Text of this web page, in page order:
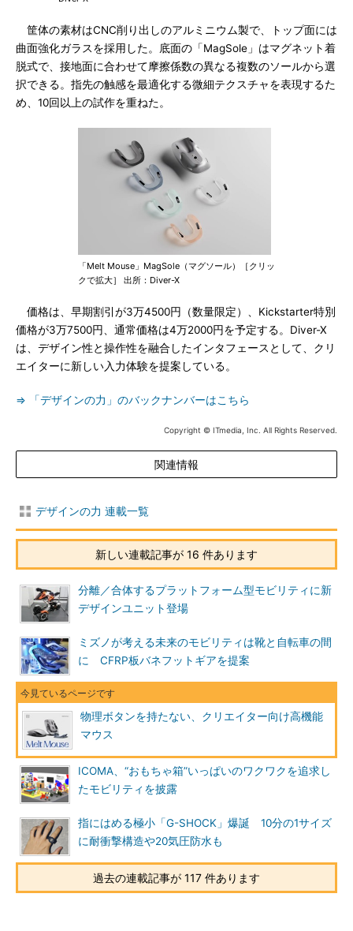
筐体の素材はCNC削り出しのアルミニウム製で、トップ面には
曲面強化ガラスを採用した。底面の「MagSole」はマグネット着
脱式で、接地面に合わせて摩擦係数の異なる複数のソールから選
択できる。指先の触感を最適化する微細テクスチャを表現するた
め、10回以上の試作を重ねた。
「Melt Mouse」MagSole（マグソール）［クリッ
クで拡大］ 出所：Diver-X
価格は、早期割引が3万4500円（数量限定）、Kickstarter特別
価格が3万7500円、通常価格は4万2000円を予定する。Diver-X
は、デザイン性と操作性を融合したインタフェースとして、クリ
エイターに新しい入力体験を提案している。
⇒ 「デザインの力」のバックナンバーはこちら
Copyright © ITmedia, Inc. All Rights Reserved.
関連情報
デザインの力 連載一覧
新しい連載記事が 16 件あります
分離／合体するプラットフォーム型モビリティに新
デザインユニット登場
ミズノが考える未来のモビリティは靴と自転車の間
に CFRP板バネフットギアを提案
物理ボタンを持たない、クリエイター向け高機能
マウス
ICOMA、“おもちゃ箱”いっぱいのワクワクを追求し
たモビリティを披露
指にはめる極小「G-SHOCK」爆誕 10分の1サイズ
に耐衝撃構造や20気圧防水も
過去の連載記事が 117 件あります